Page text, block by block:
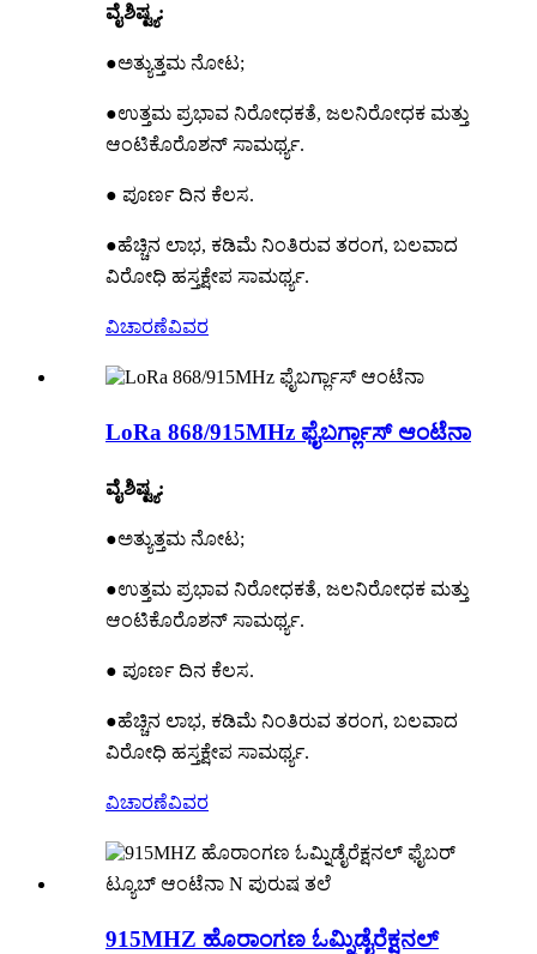
ವೈಶಿಷ್ಟ್ಯ:
●ಅತ್ಯುತ್ತಮ ನೋಟ;
●ಉತ್ತಮ ಪ್ರಭಾವ ನಿರೋಧಕತೆ, ಜಲನಿರೋಧಕ ಮತ್ತು
ಆಂಟಿಕೊರೊಶನ್ ಸಾಮರ್ಥ್ಯ.
● ಪೂರ್ಣ ದಿನ ಕೆಲಸ.
●ಹೆಚ್ಚಿನ ಲಾಭ, ಕಡಿಮೆ ನಿಂತಿರುವ ತರಂಗ, ಬಲವಾದ
ವಿರೋಧಿ ಹಸ್ತಕ್ಷೇಪ ಸಾಮರ್ಥ್ಯ.
ವಿಚಾರಣೆವಿವರ
LoRa 868/915MHz ಫೈಬರ್ಗ್ಲಾಸ್ ಆಂಟೆನಾ
ವೈಶಿಷ್ಟ್ಯ:
●ಅತ್ಯುತ್ತಮ ನೋಟ;
●ಉತ್ತಮ ಪ್ರಭಾವ ನಿರೋಧಕತೆ, ಜಲನಿರೋಧಕ ಮತ್ತು
ಆಂಟಿಕೊರೊಶನ್ ಸಾಮರ್ಥ್ಯ.
● ಪೂರ್ಣ ದಿನ ಕೆಲಸ.
●ಹೆಚ್ಚಿನ ಲಾಭ, ಕಡಿಮೆ ನಿಂತಿರುವ ತರಂಗ, ಬಲವಾದ
ವಿರೋಧಿ ಹಸ್ತಕ್ಷೇಪ ಸಾಮರ್ಥ್ಯ.
ವಿಚಾರಣೆವಿವರ
915MHZ ಹೊರಾಂಗಣ ಓಮ್ನಿಡೈರೆಕ್ಷನಲ್